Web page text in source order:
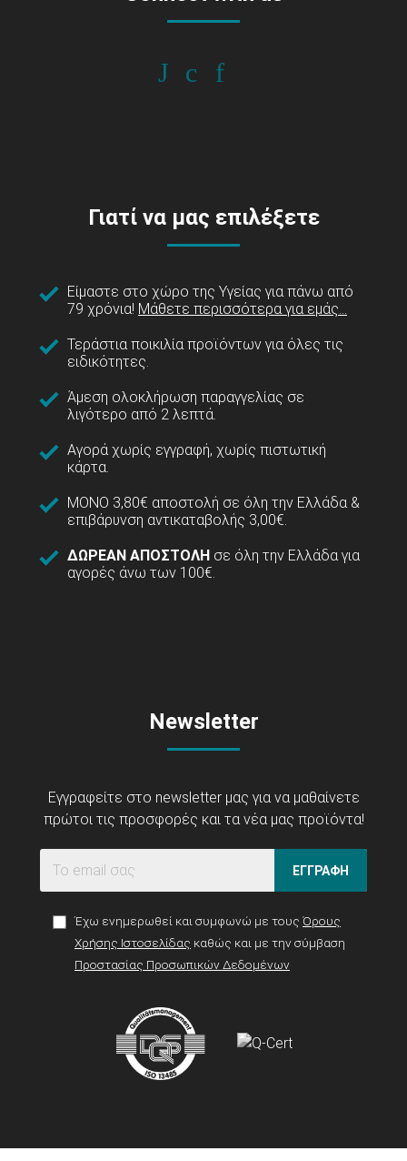
Γιατί να μας επιλέξετε
Είμαστε στο χώρο της Υγείας για πάνω από
79 χρόνια! Μάθετε περισσότερα για εμάς...
Τεράστια ποικιλία προϊόντων για όλες τις
ειδικότητες.
Άμεση ολοκλήρωση παραγγελίας σε
λιγότερο από 2 λεπτά.
Αγορά χωρίς εγγραφή, χωρίς πιστωτική
κάρτα.
ΜΟΝΟ 3,80€ αποστολή σε όλη την Ελλάδα &
επιβάρυνση αντικαταβολής 3,00€.
ΔΩΡΕΑΝ ΑΠΟΣΤΟΛΗ σε όλη την Ελλάδα για
αγορές άνω των 100€.
Newsletter
Εγγραφείτε στο newsletter μας για να μαθαίνετε
πρώτοι τις προσφορές και τα νέα μας προϊόντα!
ΕΓΓΡΑΦΗ
Έχω ενημερωθεί και συμφωνώ με τους Όρους
Χρήσης Ιστοσελίδας καθώς και με την σύμβαση
Προστασίας Προσωπικών Δεδομένων